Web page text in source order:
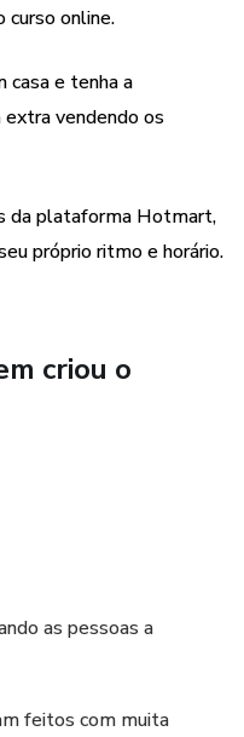
curso online.
casa e tenha a
vendendo os
da plataforma Hotmart,
próprio ritmo e horário.
criou o
as pessoas a
feitos com muita